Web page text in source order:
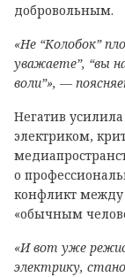
добровольным.
«Не “Колобок”
уважаете”, “вы
воли”», —
Негатив
электриком,
о
конфликт между
«обычным
«И вот уже
электрику,